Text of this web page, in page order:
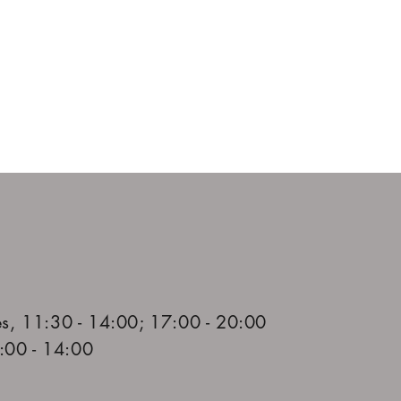
11:30 - 14:00; 17:00 - 20:00
- 14:00